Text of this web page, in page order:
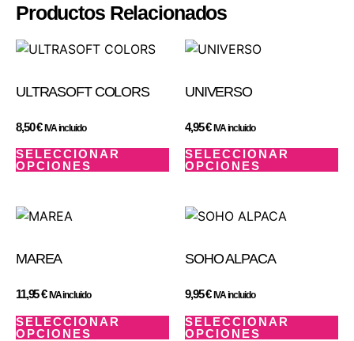
Productos Relacionados
ULTRASOFT COLORS
8,50€ IVA incluido
SELECCIONAR
OPCIONES
UNIVERSO
4,95€ IVA incluido
SELECCIONAR
OPCIONES
MAREA
11,95€ IVA incluido
SELECCIONAR
OPCIONES
SOHO ALPACA
9,95€ IVA incluido
SELECCIONAR
OPCIONES